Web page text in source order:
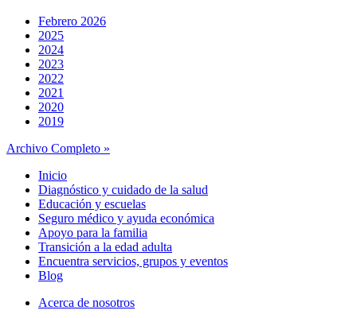
Febrero 2026
2025
2024
2023
2022
2021
2020
2019
Archivo Completo »
Inicio
Diagnóstico y cuidado de la salud
Educación y escuelas
Seguro médico y ayuda económica
Apoyo para la familia
Transición a la edad adulta
Encuentra servicios, grupos y eventos
Blog
Acerca de nosotros